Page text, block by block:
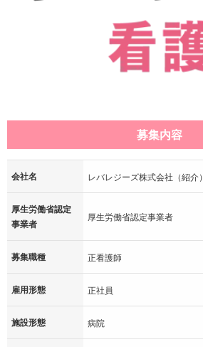
募集内容
会社名 レバレジーズ株式会社（紹介）
厚生労働省認定
事業者
厚生労働省認定事業者
募集職種 正看護師
雇用形態 正社員
施設形態 病院